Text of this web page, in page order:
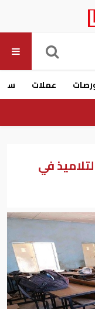
عملات
في